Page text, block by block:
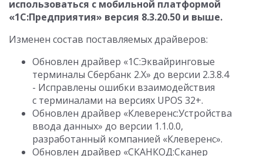
использоваться с мобильной платформой
«1С:Предприятия» версия 8.3.20.50 и выше.
Изменен состав поставляемых драйверов:
Обновлен драйвер «1С:Эквайринговые
терминалы Сбербанк 2.Х» до версии 2.3.8.4
- Исправлены ошибки взаимодействия
с терминалами на версиях UPOS 32+.
Обновлен драйвер «Клеверенс:Устройства
ввода данных» до версии 1.1.0.0,
разработанный компанией «Клеверенс».
Обновлен драйвер «СКАНКОД:Cканер